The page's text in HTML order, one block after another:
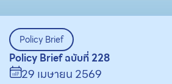
Policy Brief
Policy Brief ฉบับที่ 228
29 เมษายน 2569